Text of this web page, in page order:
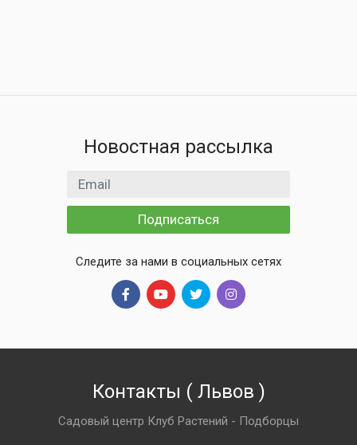
Новостная рассылка
Email адрес
Подписаться
Следите за нами в социальных сетях
Контакты ( Львов )
Садовый центр Клуб Растений - Подборцы